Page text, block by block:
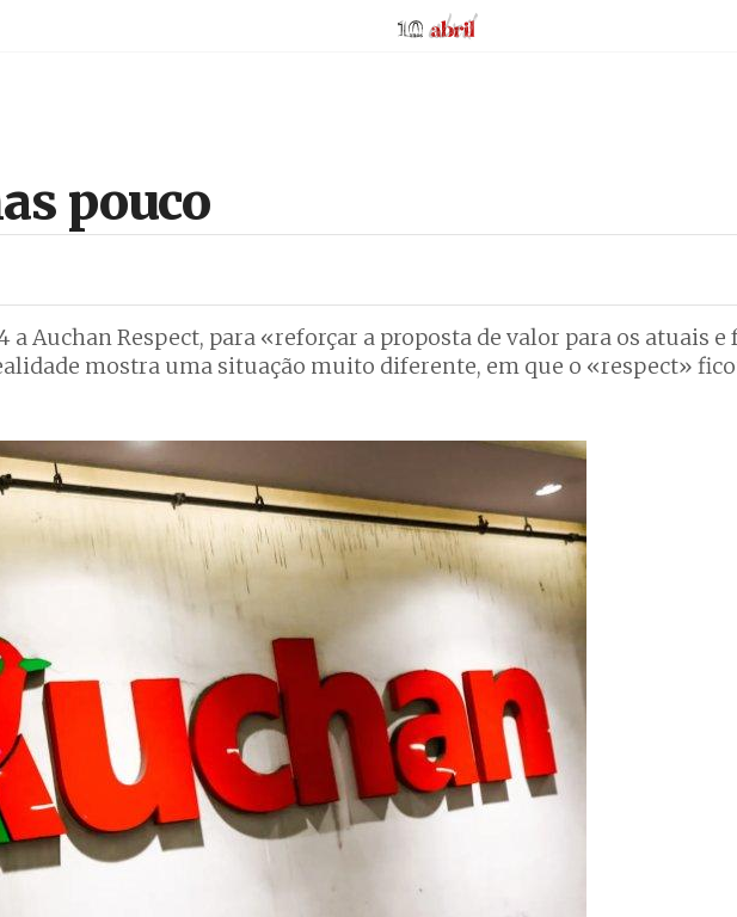
AbrilAbril
pouco
a Auchan Respect, para «reforçar a proposta de valor para os atuais
mostra uma situação muito diferente, em que o «respect»